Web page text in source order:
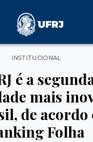
Categorias
INSTITUCIONAL
é a
mais
de acordo
Folha